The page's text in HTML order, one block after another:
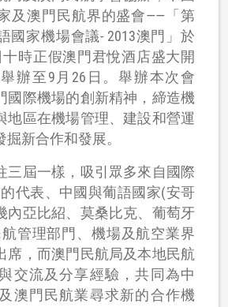
及澳門民航界的盛會——「第
國家機場會議- 2013澳門」於
十時正假澳門君悅酒店盛大開
辦至9月26日。舉辦本次會
國際機場的創新精神，締造機
地區在機場管理、建設和營運
新合作和發展。
三屆一樣，吸引眾多來自國際
代表、中國與葡語國家(安哥
內亞比紹、莫桑比克、葡萄牙
管理部門、機場及航空業界
席，而澳門民航局及本地民航
交流及分享經驗，共同為中
澳門民航業尋求新的合作機